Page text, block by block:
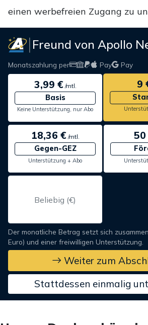
einen werbefreien Zugang zu
Freund von Apollo
Monatszahlung per Pay Pay
3,99 €/mtl.
Basis
Keine Unterstützung, nur Abo
9
18,36 €/mtl.
Gegen-GEZ
Unterstützung + Abo
50
Der monatliche Betrag setzt sich
Euro) und einer freiwilligen Unterstützung.
Weiter zum
Stattdessen einmalig